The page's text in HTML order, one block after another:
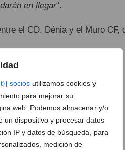
socios utilizamos cookies y
para mejorar su
web. Podemos almacenar y/o
un dispositivo y procesar datos
IP y datos de búsqueda, para
medición de
en llegar“.
el CD. Dénia y el Muro CF,
en su discurso en la presentación del CD. Dénia
portero recién llegado al CD. Dénia